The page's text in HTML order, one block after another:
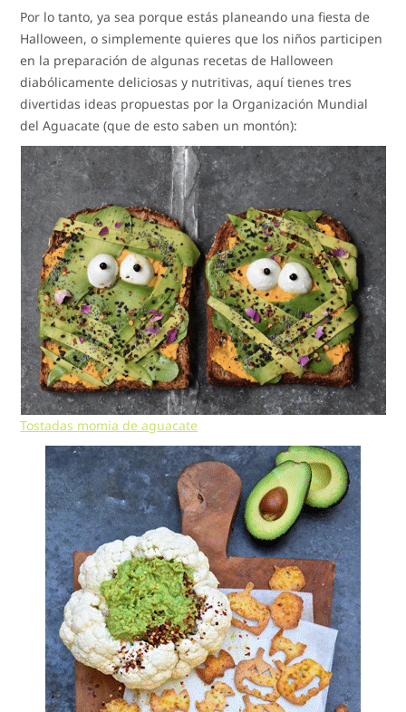
Por lo tanto, ya sea porque estás planeando una fiesta de
Halloween, o simplemente quieres que los niños participen
en la preparación de algunas recetas de Halloween
diabólicamente deliciosas y nutritivas, aquí tienes tres
divertidas ideas propuestas por la Organización Mundial
del Aguacate (que de esto saben un montón):
Tostadas momia de aguacate